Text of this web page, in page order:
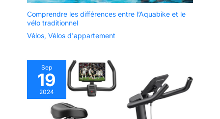
Comprendre les différences entre l’Aquabike et le
vélo traditionnel
Vélos, Vélos d'appartement
Sep
19
2024